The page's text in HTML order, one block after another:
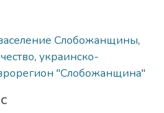
Слобожанщины,
, украинско-
"Слобожанщина"